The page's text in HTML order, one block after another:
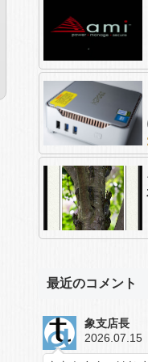
最近のコメント
象支店長
2026.07.15